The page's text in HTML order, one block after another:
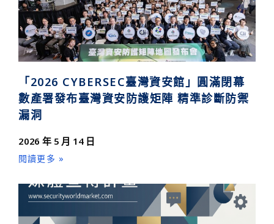
「2026 CYBERSEC臺灣資安館」圓滿閉幕
數產署發布臺灣資安防護矩陣 精準診斷防禦
漏洞
2026 年 5 月 14 日
閱讀更多 »